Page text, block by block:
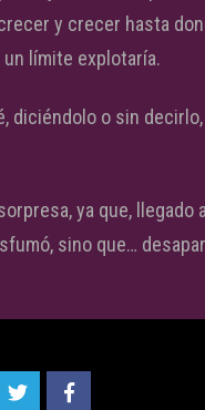
y crecer hasta
límite explotaría.
diciéndolo o sin
ya que,
sino que…